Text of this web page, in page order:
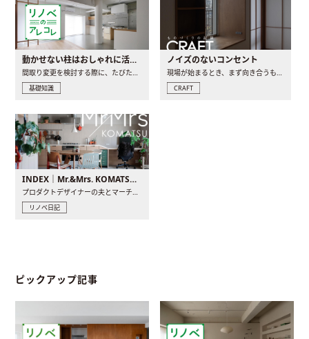
動かせない柱はおしゃれに活用！柱を魅せるリノベーション(リノベ)4選
間取り変更を検討する際に、たびたび皆さんの頭を悩ませる動か..
基礎知識
ノイズのないコンセント
現場が始まるとき、まず向き合うものの一つがコンセントです..
CRAFT
INDEX｜Mr.&Mrs. KOMATSU renovation diary
プロダクトデザイナーの夫とマーチャンダイザーの妻が、夫婦で..
リノベ日記
ピックアップ記事